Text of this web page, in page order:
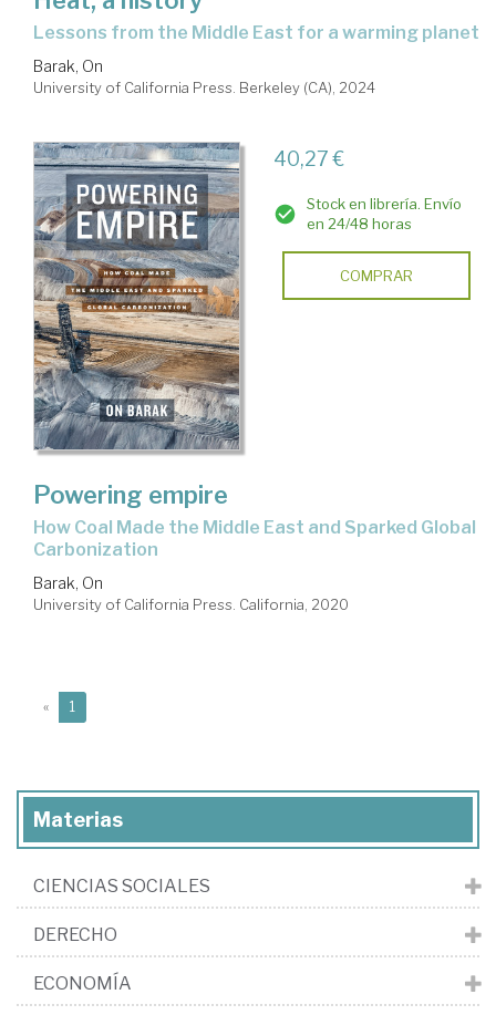
lessons from the Middle East for a warming planet
Barak, On
University of California Press. Berkeley (CA), 2024
40,27 €
Stock en librería. Envío
en 24/48 horas
COMPRAR
Powering empire
How Coal Made the Middle East and Sparked Global
Carbonization
Barak, On
University of California Press. California, 2020
« 1
Materias
CIENCIAS SOCIALES
DERECHO
ECONOMÍA